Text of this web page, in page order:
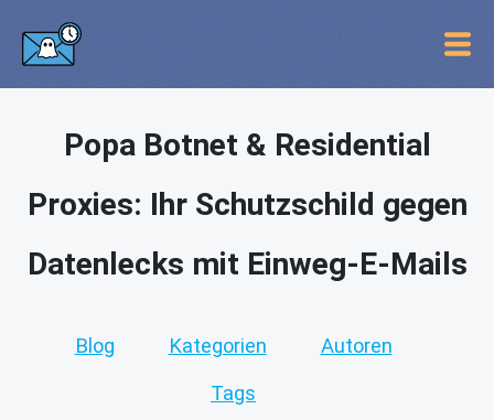
Popa Botnet & Residential
Proxies: Ihr Schutzschild gegen
Datenlecks mit Einweg-E-Mails
Blog Kategorien Autoren
Tags